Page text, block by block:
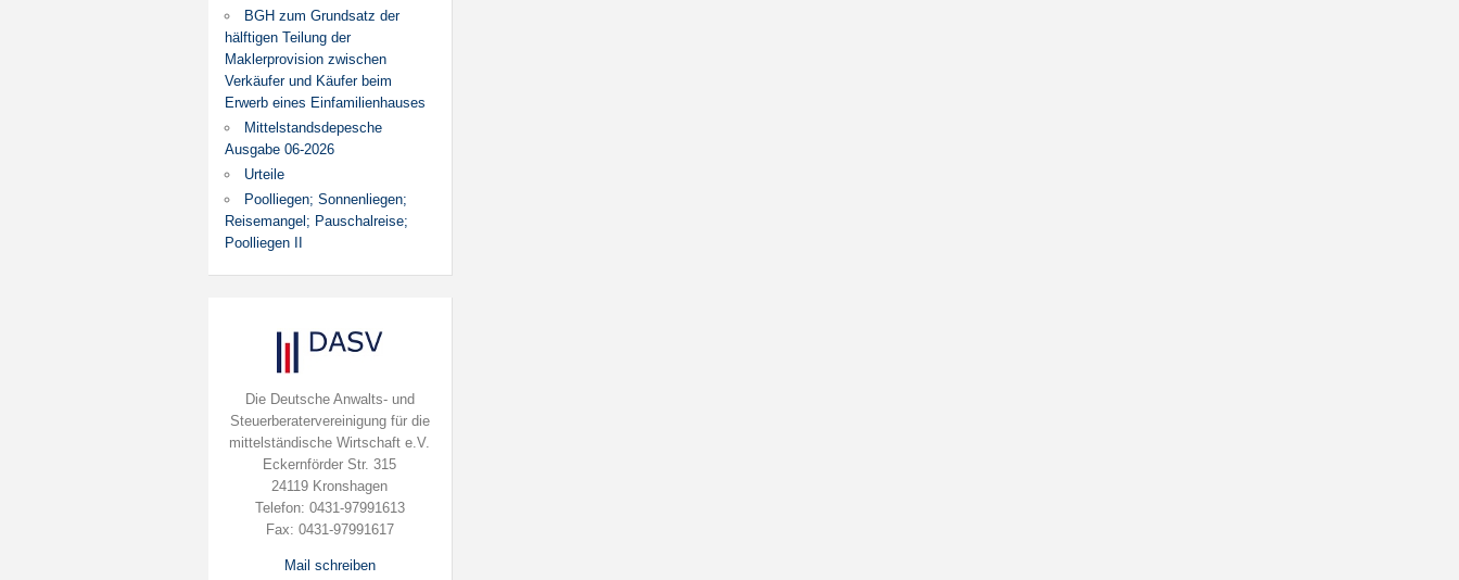
BGH zum Grundsatz der
hälftigen Teilung der
Maklerprovision zwischen
Verkäufer und Käufer beim
Erwerb eines Einfamilienhauses
Mittelstandsdepesche
Ausgabe 06-2026
Urteile
Poolliegen; Sonnenliegen;
Reisemangel; Pauschalreise;
Poolliegen II
Die Deutsche Anwalts- und
Steuerberatervereinigung für die
mittelständische Wirtschaft e.V.
Eckernförder Str. 315
24119 Kronshagen
Telefon: 0431-97991613
Fax: 0431-97991617
Mail schreiben